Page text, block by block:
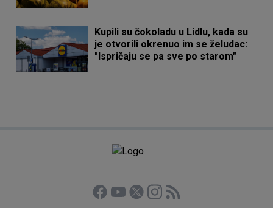
Kupili su čokoladu u Lidlu, kada su
je otvorili okrenuo im se želudac:
"Ispričaju se pa sve po starom"